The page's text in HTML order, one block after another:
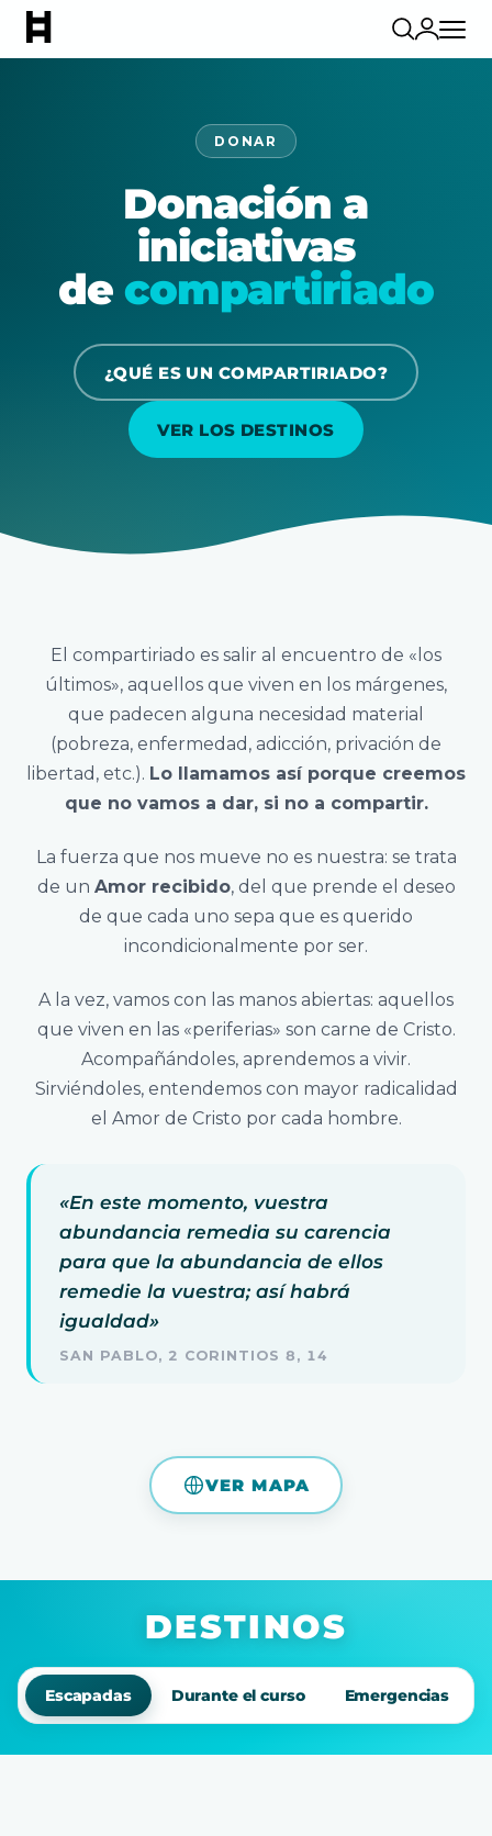
DONAR
Donación a
iniciativas
de compartiriado
¿QUÉ ES UN COMPARTIRIADO?
VER LOS DESTINOS
El compartiriado es salir al encuentro de «los
últimos», aquellos que viven en los márgenes,
que padecen alguna necesidad material
(pobreza, enfermedad, adicción, privación de
libertad, etc.). Lo llamamos así porque creemos
que no vamos a dar, si no a compartir.
La fuerza que nos mueve no es nuestra: se trata
de un Amor recibido, del que prende el deseo
de que cada uno sepa que es querido
incondicionalmente por ser.
A la vez, vamos con las manos abiertas: aquellos
que viven en las «periferias» son carne de Cristo.
Acompañándoles, aprendemos a vivir.
Sirviéndoles, entendemos con mayor radicalidad
el Amor de Cristo por cada hombre.
«En este momento, vuestra
abundancia remedia su carencia
para que la abundancia de ellos
remedie la vuestra; así habrá
igualdad»
SAN PABLO, 2 CORINTIOS 8, 14
VER MAPA
DESTINOS
Escapadas Durante el curso Emergencias